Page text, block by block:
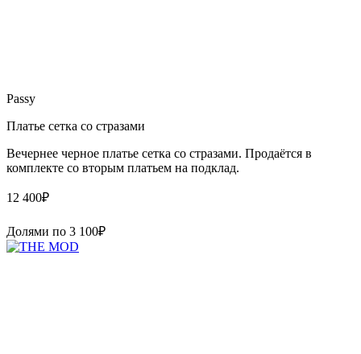
Passy
Платье сетка со стразами
Вечернее черное платье сетка со стразами. Продаётся в
комплекте со вторым платьем на подклад.
12 400₽
Долями по 3 100₽